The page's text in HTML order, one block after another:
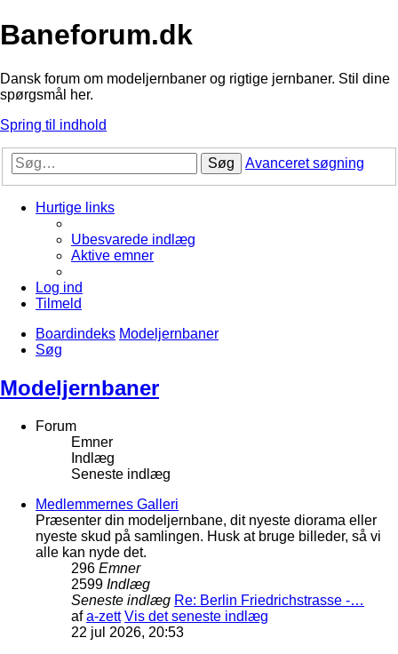
Baneforum.dk
Dansk forum om modeljernbaner og rigtige jernbaner. Stil dine
spørgsmål her.
Spring til indhold
Søg Avanceret søgning
Hurtige links
Ubesvarede indlæg
Aktive emner
Log ind
Tilmeld
Boardindeks Modeljernbaner
Søg
Modeljernbaner
Forum
Emner
Indlæg
Seneste indlæg
Medlemmernes Galleri
Præsenter din modeljernbane, dit nyeste diorama eller
nyeste skud på samlingen. Husk at bruge billeder, så vi
alle kan nyde det.
296 Emner
2599 Indlæg
Seneste indlæg Re: Berlin Friedrichstrasse -…
afa-zett Vis det seneste indlæg
22 jul 2026, 20:53